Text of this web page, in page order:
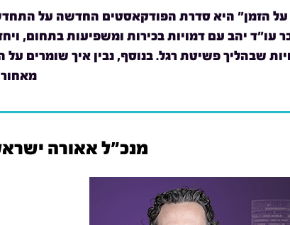
על הזמן" היא סדרת הפודקאסטים החדשה על
עו"ד יהב עם דמויות בכירות ומשפיעות בתחום,
שבהליך פשיטת רגל. בנוסף, נבין איך שומרים
מנכ"ל אאורה